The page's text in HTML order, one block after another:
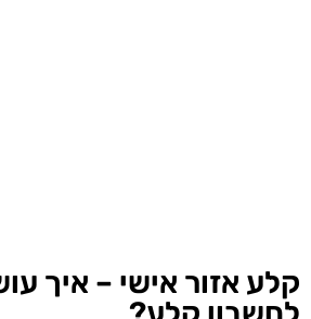
קלע אזור אישי – איך